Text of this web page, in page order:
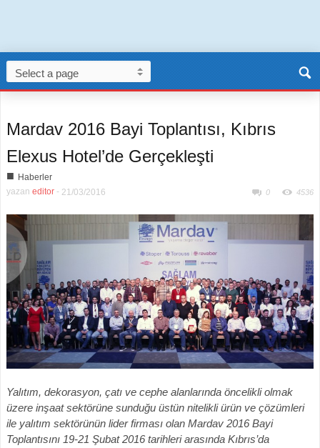
Mardav 2016 Bayi Toplantısı, Kıbrıs
Elexus Hotel’de Gerçekleşti
■ Haberler
yazan editor - 21/03/2016 0 4536
Yalıtım, dekorasyon, çatı ve cephe alanlarında öncelikli olmak
üzere inşaat sektörüne sunduğu üstün nitelikli ürün ve çözümleri
ile yalıtım sektörünün lider firması olan Mardav 2016 Bayi
Toplantısını 19-21 Şubat 2016 tarihleri arasında Kıbrıs’da